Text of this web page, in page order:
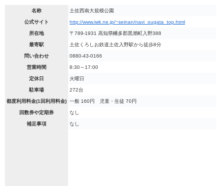
名称 土佐西南大規模公園
公式サイト http://www.iwk.ne.jp/~seinan/navi_ougata_top.html
所在地 〒789-1931 高知県幡多郡黒潮町入野388
最寄駅 土佐くろしお鉄道土佐入野駅から徒歩8分
問い合わせ 0880-43-0166
営業時間 8:30～17:00
定休日 火曜日
駐車場 272台
都度利用料金(1回利用料金) 一般 160円 児童・生徒 70円
回数券や定期券 なし
補足事項 なし